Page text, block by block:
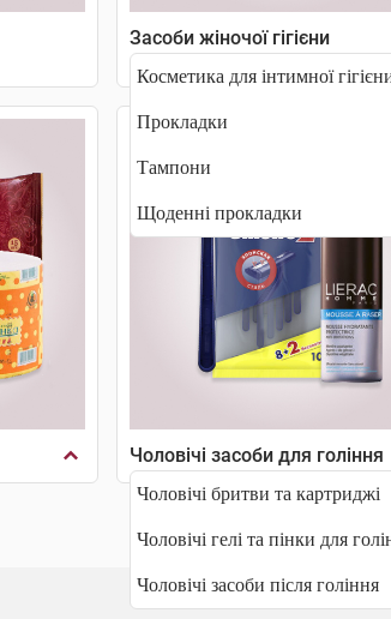
Засоби жіночої гігієни
Косметика для інтимної
Прокладки
Тампони
Щоденні прокладки
Чоловічі засоби для гоління
Чоловічі бритви та картриджі
Чоловічі гелі та пінки для
Чоловічі засоби після гоління